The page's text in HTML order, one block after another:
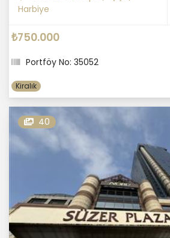
Harbiye
₺750.000
Portföy No: 35052
Kiralık
40